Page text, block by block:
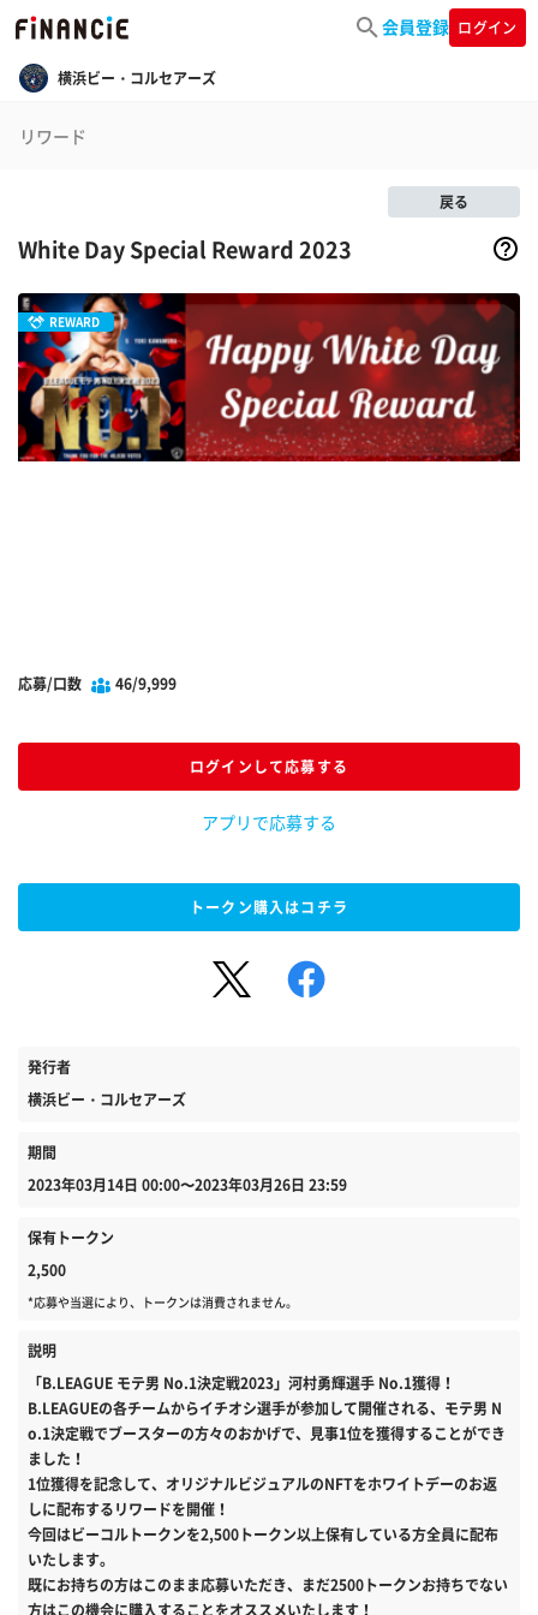
会員登録 ログイン
横浜ビー・コルセアーズ
リワード
戻る
White Day Special Reward 2023
REWARD
ログインして応募する
アプリで応募する
応募/口数 46/9,999
トークン購入はコチラ
発行者
横浜ビー・コルセアーズ
期間
2023年03月14日 00:00〜2023年03月26日 23:59
保有トークン
2,500
*応募や当選により、トークンは消費されません。
説明
「B.LEAGUE モテ男 No.1決定戦2023」河村勇輝選手 No.1獲得！
B.LEAGUEの各チームからイチオシ選手が参加して開催される、モテ男 N
o.1決定戦でブースターの方々のおかげで、見事1位を獲得することができ
ました！
1位獲得を記念して、オリジナルビジュアルのNFTをホワイトデーのお返
しに配布するリワードを開催！
今回はビーコルトークンを2,500トークン以上保有している方全員に配布
いたします。
既にお持ちの方はこのまま応募いただき、まだ2500トークンお持ちでない
方はこの機会に購入することをオススメいたします！